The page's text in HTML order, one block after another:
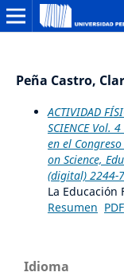
Peña Castro,
ACTIVIDAD
SCIENCE Vol.
en el
on Science,
(digital) 2244-
La Educación
Resumen PDF
Idioma